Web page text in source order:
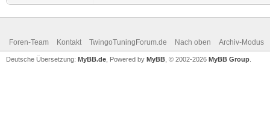
Foren-Team Kontakt TwingoTuningForum.de Nach oben Archiv-Modus
Deutsche Übersetzung: MyBB.de , Powered by MyBB , © 2002-2026 MyBB Group